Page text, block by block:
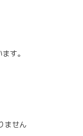
す。
ません